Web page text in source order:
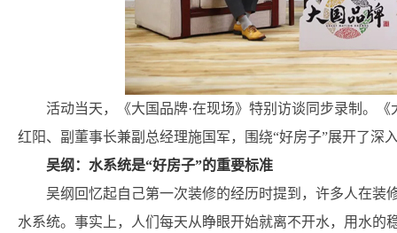
活动当天，《大国品牌·在现场》特别访谈同步录制。
红阳、副董事长兼副总经理施国军，围绕“好房子”展开了深
吴纲：水系统是“好房子”的重要标准
吴纲回忆起自己第一次装修的经历时提到，许多人在
水系统。事实上，人们每天从睁眼开始就离不开水，用水的